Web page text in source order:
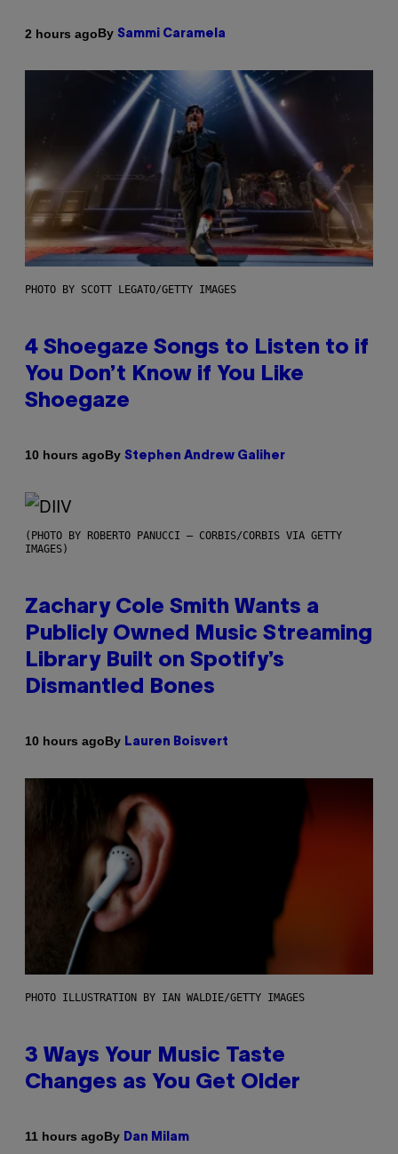
2 hours agoBy Sammi Caramela
PHOTO BY SCOTT LEGATO/GETTY IMAGES
4 Shoegaze Songs to Listen to if
You Don’t Know if You Like
Shoegaze
10 hours agoBy Stephen Andrew Galiher
(PHOTO BY ROBERTO PANUCCI – CORBIS/CORBIS VIA GETTY
IMAGES)
Zachary Cole Smith Wants a
Publicly Owned Music Streaming
Library Built on Spotify’s
Dismantled Bones
10 hours agoBy Lauren Boisvert
PHOTO ILLUSTRATION BY IAN WALDIE/GETTY IMAGES
3 Ways Your Music Taste
Changes as You Get Older
11 hours agoBy Dan Milam